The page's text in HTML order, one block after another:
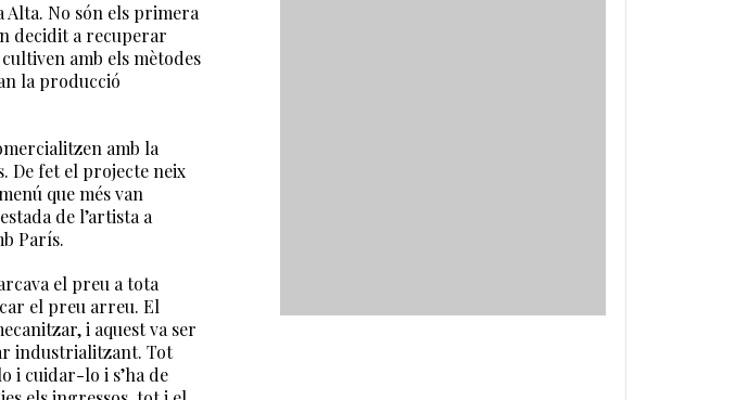
Alta. No són els primera
decidit a recuperar
amb els mètodes
la producció
amb la
De fet el projecte neix
que més van
de l’artista a
París.
el preu a tota
el preu arreu. El
i aquest va ser
industrialitzant. Tot
i cuidar-lo i s’ha de